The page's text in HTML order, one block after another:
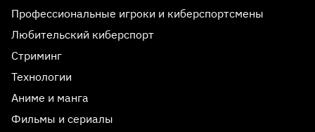
Профессиональные игроки и киберспортсмены
Любительский киберспорт
Стриминг
Технологии
Аниме и манга
Фильмы и сериалы